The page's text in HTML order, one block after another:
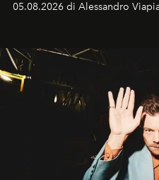
05.08.2026 di Alessandro